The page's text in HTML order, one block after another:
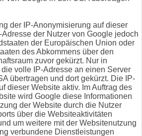
der IP-Anonymisierung auf dieser
der Nutzer von Google jedoch
der Europäischen Union oder
des Abkommens über den
zuvor gekürzt. Nur in
volle IP-Adresse an einen Server
übertragen und dort gekürzt. Die IP-
dieser Website aktiv. Im Auftrag des
wird Google diese Informationen
der Website durch die Nutzer
über die Websiteaktivitäten
um weitere mit der Websitenutzung
verbundene Dienstleistungen